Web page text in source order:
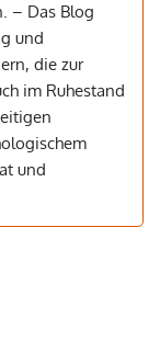
– Das Blog
und
die zur
im Ruhestand
und